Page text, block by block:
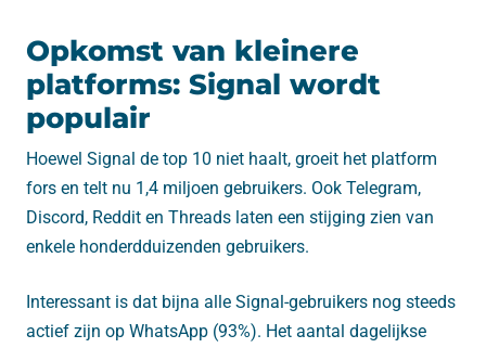
Opkomst van kleinere
platforms: Signal wordt
populair
Hoewel Signal de top 10 niet haalt, groeit het platform
fors en telt nu 1,4 miljoen gebruikers. Ook Telegram,
Discord, Reddit en Threads laten een stijging zien van
enkele honderdduizenden gebruikers.
Interessant is dat bijna alle Signal-gebruikers nog steeds
actief zijn op WhatsApp (93%). Het aantal dagelijkse